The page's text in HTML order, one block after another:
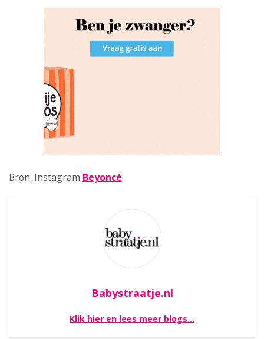
Bron: Instagram Beyoncé
Babystraatje.nl
Klik hier en lees meer blogs…